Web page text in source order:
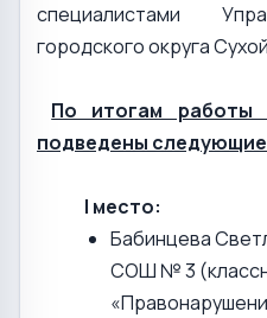
специалистами
городского округа
По итогам работы
подведены следующие
I место:
Бабинцева
СОШ № 3